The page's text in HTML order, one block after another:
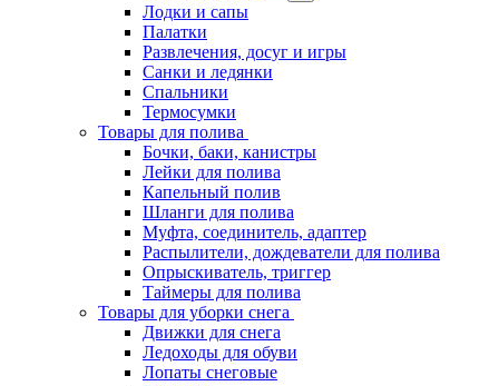
Лодки и сапы
Палатки
Развлечения, досуг и игры
Санки и ледянки
Спальники
Термосумки
Товары для полива
Бочки, баки, канистры
Лейки для полива
Капельный полив
Шланги для полива
Муфта, соединитель, адаптер
Распылители, дождеватели для полива
Опрыскиватель, триггер
Таймеры для полива
Товары для уборки снега
Движки для снега
Ледоходы для обуви
Лопаты снеговые